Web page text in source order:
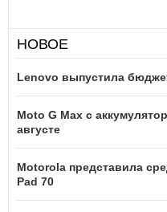
НОВОЕ
Lenovo выпустила
Moto G Max с
августе
Motorola представила
Pad 70